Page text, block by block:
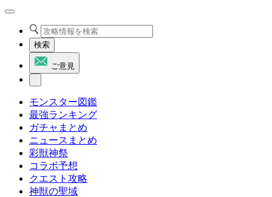
検索
ご意見
モンスター図鑑
最強ランキング
ガチャまとめ
ニュースまとめ
彩獣神祭
コラボ予想
クエスト攻略
神獣の聖域